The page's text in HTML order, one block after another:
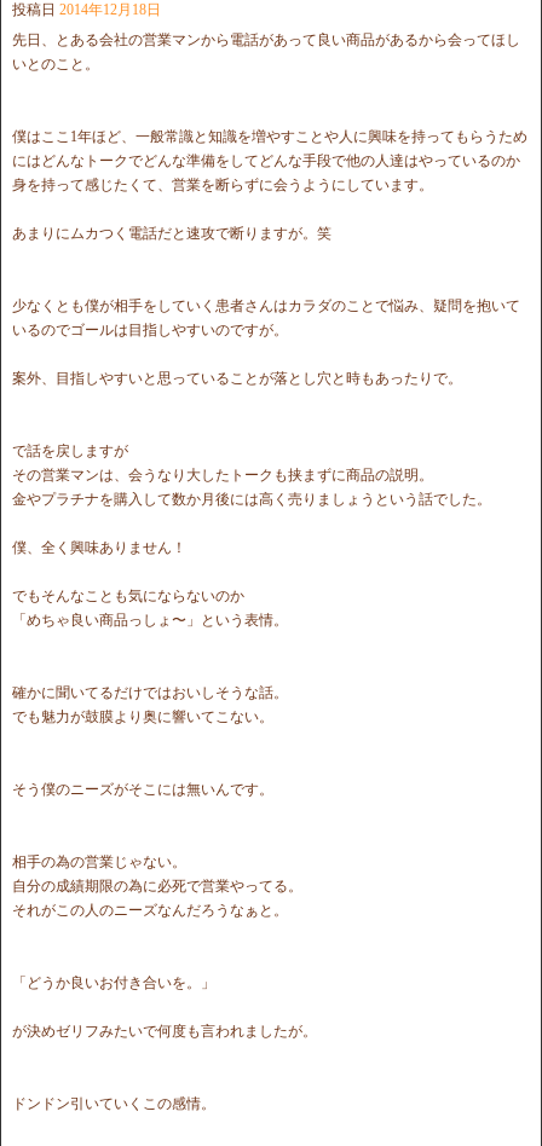
投稿日 2014年12月18日
先日、とある会社の営業マンから電話があって良い商品があるから会ってほし
いとのこと。
僕はここ1年ほど、一般常識と知識を増やすことや人に興味を持ってもらうため
にはどんなトークでどんな準備をしてどんな手段で他の人達はやっているのか
身を持って感じたくて、営業を断らずに会うようにしています。
あまりにムカつく電話だと速攻で断りますが。笑
少なくとも僕が相手をしていく患者さんはカラダのことで悩み、疑問を抱いて
いるのでゴールは目指しやすいのですが。
案外、目指しやすいと思っていることが落とし穴と時もあったりで。
で話を戻しますが
その営業マンは、会うなり大したトークも挟まずに商品の説明。
金やプラチナを購入して数か月後には高く売りましょうという話でした。
僕、全く興味ありません！
でもそんなことも気にならないのか
「めちゃ良い商品っしょ〜」という表情。
確かに聞いてるだけではおいしそうな話。
でも魅力が鼓膜より奥に響いてこない。
そう僕のニーズがそこには無いんです。
相手の為の営業じゃない。
自分の成績期限の為に必死で営業やってる。
それがこの人のニーズなんだろうなぁと。
「どうか良いお付き合いを。」
が決めゼリフみたいで何度も言われましたが。
ドンドン引いていくこの感情。